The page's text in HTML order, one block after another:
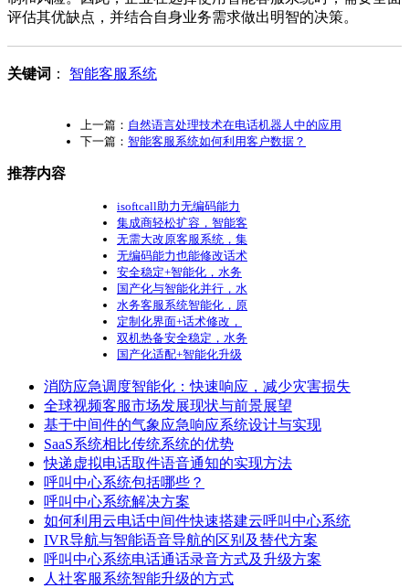
评估其优缺点，并结合自身业务需求做出明智的决策。
关键词 ： 智能客服系统
上一篇： 自然语言处理技术在电话机器人中的应用
下一篇： 智能客服系统如何利用客户数据？
推荐内容
isoftcall助力无编码能力
集成商轻松扩容，智能客
无需大改原客服系统，集
无编码能力也能修改话术
安全稳定+智能化，水务
国产化与智能化并行，水
水务客服系统智能化，原
定制化界面+话术修改，
双机热备安全稳定，水务
国产化适配+智能化升级
消防应急调度智能化：快速响应，减少灾害损失
全球视频客服市场发展现状与前景展望
基于中间件的气象应急响应系统设计与实现
SaaS系统相比传统系统的优势
快递虚拟电话取件语音通知的实现方法
呼叫中心系统包括哪些？
呼叫中心系统解决方案
如何利用云电话中间件快速搭建云呼叫中心系统
IVR导航与智能语音导航的区别及替代方案
呼叫中心系统电话通话录音方式及升级方案
人社客服系统智能升级的方式